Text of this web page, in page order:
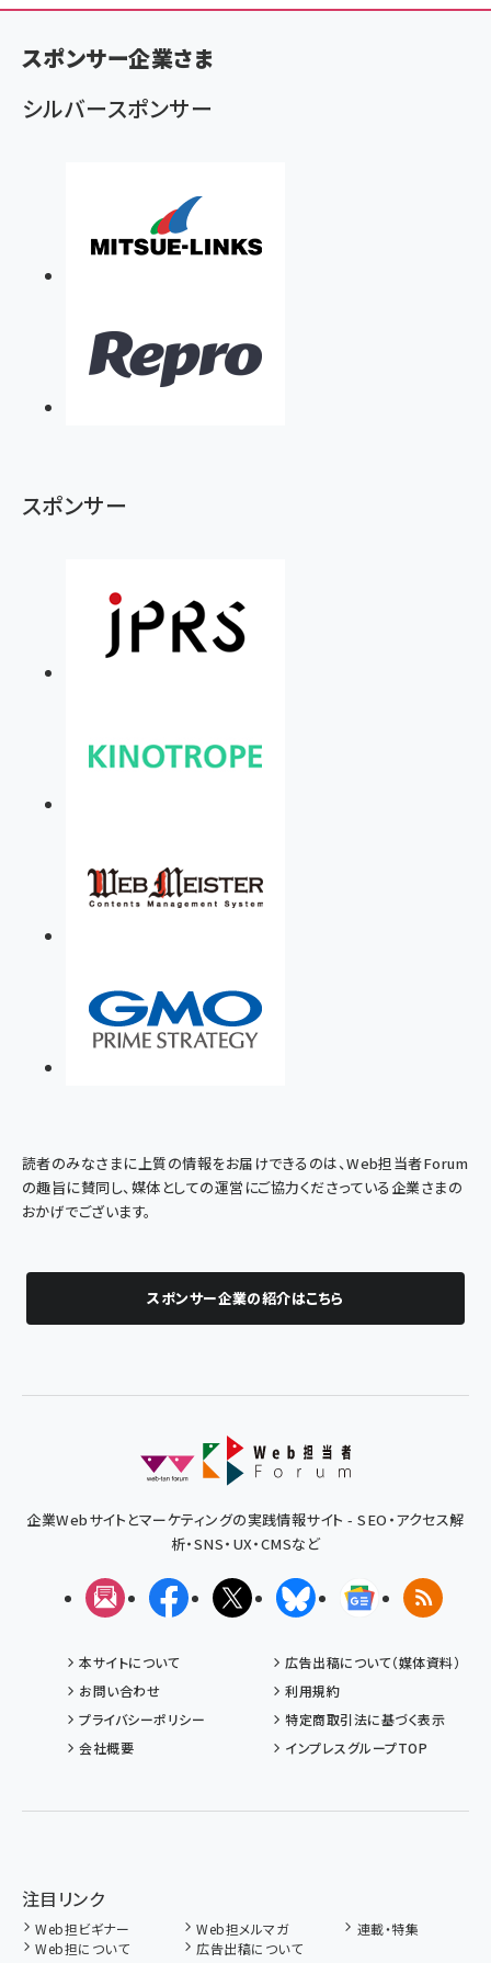
く
ず
スポンサー企業さま
シルバースポンサー
スポンサー
読者のみなさまに上質の情報をお届けできるのは、Web担当者Forum
の趣旨に賛同し、媒体としての運営にご協力くださっている企業さまの
おかげでございます。
スポンサー企業の紹介はこちら
企業Webサイトとマーケティングの実践情報サイト - SEO・アクセス解
析・SNS・UX・CMSなど
メルマガFacebookX(エックス)BlueskyGoogleニュ
RSS
本サイトについて
広告出稿について（媒体資料）
お問い合わせ
利用規約
プライバシーポリシー
特定商取引法に基づく表示
会社概要
インプレスグループTOP
注目リンク
Web担ビギナー Web担メルマガ
連載・特集
Web担について
広告出稿について